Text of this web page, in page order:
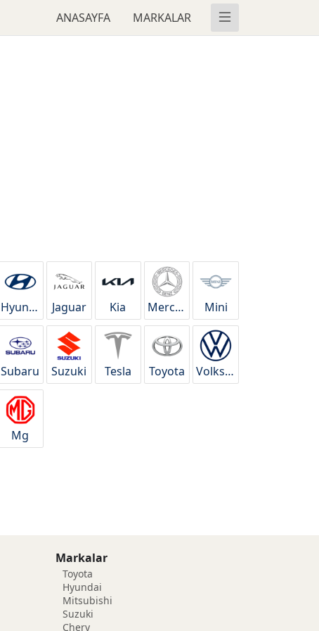
ANASAYFA MARKALAR
Hyundai Jaguar Kia Mercedes Mini
Subaru Suzuki Tesla Toyota Volkswagen
Mg
Markalar
Toyota
Hyundai
Mitsubishi
Suzuki
Chery